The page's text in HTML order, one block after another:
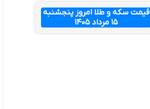
قیمت سکه و طلا امروز پنجشنبه
۱۵ مرداد ۱۴۰۵